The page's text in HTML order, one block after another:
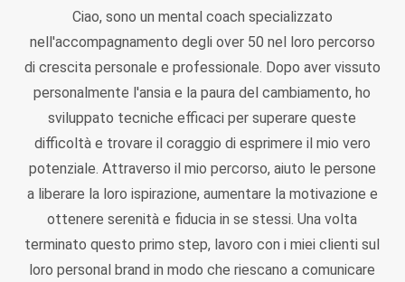
Ciao, sono un mental coach specializzato
nell'accompagnamento degli over 50 nel loro percorso
di crescita personale e professionale. Dopo aver vissuto
personalmente l'ansia e la paura del cambiamento, ho
sviluppato tecniche efficaci per superare queste
difficoltà e trovare il coraggio di esprimere il mio vero
potenziale. Attraverso il mio percorso, aiuto le persone
a liberare la loro ispirazione, aumentare la motivazione e
ottenere serenità e fiducia in se stessi. Una volta
terminato questo primo step, lavoro con i miei clienti sul
loro personal brand in modo che riescano a comunicare